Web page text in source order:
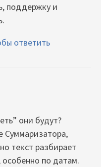
поддержку и
ответить
они будут?
Суммаризатора,
текст разбирает
по датам.